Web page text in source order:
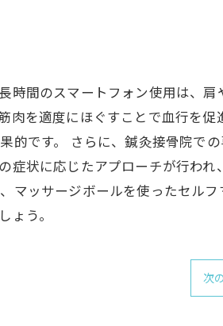
時間のスマートフォン使用は、肩
肉を適度にほぐすことで血行を促
的です。 さらに、鍼灸接骨院で
症状に応じたアプローチが行われ
マッサージボールを使ったセルフ
う。
次